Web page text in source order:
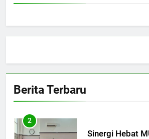
Berita Terbaru
Semen Tonasa
NEWS
Ingin Buktikan
2
Sinergi Hebat